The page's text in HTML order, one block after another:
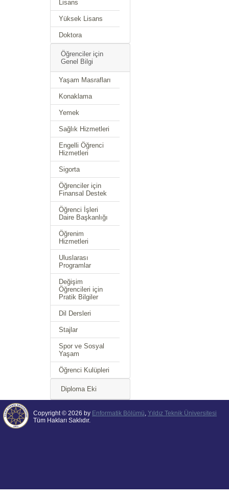
Lisans
Yüksek Lisans
Doktora
Öğrenciler için
Genel Bilgi
Yaşam Masrafları
Konaklama
Yemek
Sağlık Hizmetleri
Engelli Öğrenci
Hizmetleri
Sigorta
Öğrenciler için
Finansal Destek
Öğrenci İşleri
Daire Başkanlığı
Öğrenim
Hizmetleri
Uluslarası
Programlar
Değişim
Öğrencileri için
Pratik Bilgiler
Dil Dersleri
Stajlar
Spor ve Sosyal
Yaşam
Öğrenci Kulüpleri
Diploma Eki
Copyright © 2026 by Enformatik Bölümü, Yıldız Teknik Üniversitesi
Tüm Hakları Saklıdır.